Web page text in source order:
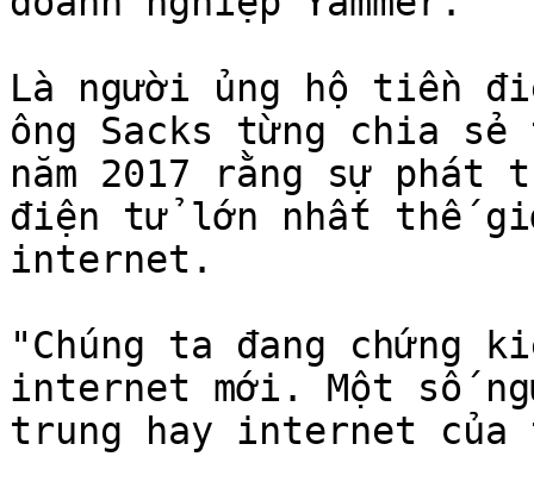
Là người ủng hộ tiền
ông Sacks từng chia sẻ
năm 2017 rằng sự
điện tử lớn nhất thế
internet.
"Chúng ta đang chứng
internet mới. Một số
trung hay internet